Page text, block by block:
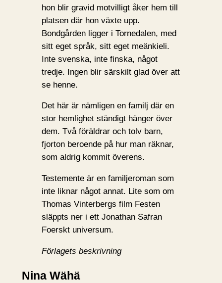
hon blir gravid motvilligt åker hem till
platsen där hon växte upp.
Bondgården ligger i Tornedalen, med
sitt eget språk, sitt eget meänkieli.
Inte svenska, inte finska, något
tredje. Ingen blir särskilt glad över att
se henne.
Det här är nämligen en familj där en
stor hemlighet ständigt hänger över
dem. Två föräldrar och tolv barn,
fjorton beroende på hur man räknar,
som aldrig kommit överens.
Testemente är en familjeroman som
inte liknar något annat. Lite som om
Thomas Vinterbergs film Festen
släppts ner i ett Jonathan Safran
Foerskt universum.
Förlagets beskrivning
Nina Wähä